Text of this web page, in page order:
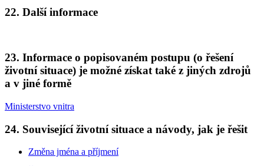
22. Další informace
23. Informace o popisovaném postupu (o řešení
životní situace) je možné získat také z jiných zdrojů
a v jiné formě
Ministerstvo vnitra
24. Související životní situace a návody, jak je řešit
Změna jména a příjmení